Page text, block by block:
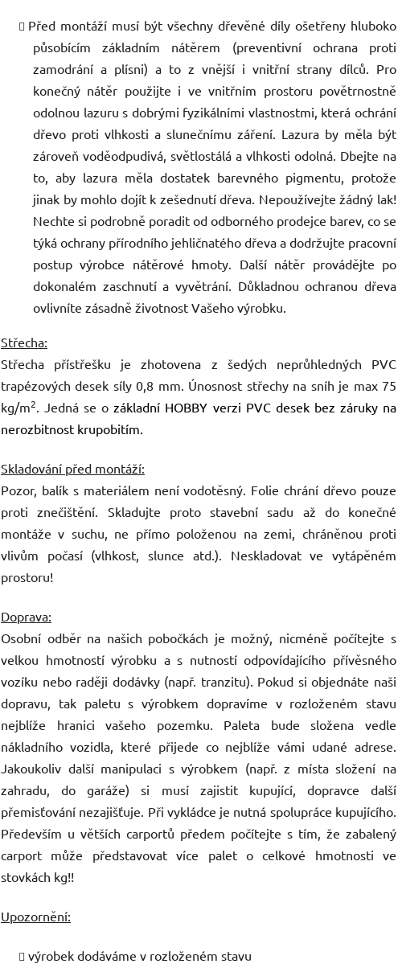
Před montáží musí být všechny dřevěné díly ošetřeny hluboko
působícím základním nátěrem (preventivní ochrana proti
zamodrání a plísni) a to z vnější i vnitřní strany dílců. Pro
konečný nátěr použijte i ve vnitřním prostoru povětrnostně
odolnou lazuru s dobrými fyzikálními vlastnostmi, která ochrání
dřevo proti vlhkosti a slunečnímu záření. Lazura by měla být
zároveň voděodpudivá, světlostálá a vlhkosti odolná. Dbejte na
to, aby lazura měla dostatek barevného pigmentu, protože
jinak by mohlo dojít k zešednutí dřeva. Nepoužívejte žádný lak!
Nechte si podrobně poradit od odborného prodejce barev, co se
týká ochrany přírodního jehličnatého dřeva a dodržujte pracovní
postup výrobce nátěrové hmoty. Další nátěr provádějte po
dokonalém zaschnutí a vyvětrání. Důkladnou ochranou dřeva
ovlivníte zásadně životnost Vašeho výrobku.
Střecha:
Střecha přístřešku je zhotovena z šedých neprůhledných PVC
trapézových desek síly 0,8 mm. Únosnost střechy na sníh je max 75
kg/m2. Jedná se ozákladní HOBBY verzi PVC desek bez záruky na
nerozbitnost krupobitím.
Skladování před montáží:
Pozor, balík s materiálem není vodotěsný. Folie chrání dřevo pouze
proti znečištění. Skladujte proto stavební sadu až do konečné
montáže v suchu, ne přímo položenou na zemi, chráněnou proti
vlivům počasí (vlhkost, slunce atd.). Neskladovat ve vytápěném
prostoru!
Doprava:
Osobní odběr na našich pobočkách je možný, nicméně počítejte s
velkou hmotností výrobku a s nutností odpovídajícího přívěsného
vozíku nebo raději dodávky (např. tranzitu). Pokud si objednáte naši
dopravu, tak paletu s výrobkem dopravíme v rozloženém stavu
nejblíže hranici vašeho pozemku. Paleta bude složena vedle
nákladního vozidla, které přijede co nejblíže vámi udané adrese.
Jakoukoliv další manipulaci s výrobkem (např. z místa složení na
zahradu, do garáže) si musí zajistit kupující, dopravce další
přemisťování nezajišťuje. Při vykládce je nutná spolupráce kupujícího.
Především u větších carportů předem počítejte s tím, že zabalený
carport může představovat více palet o celkové hmotnosti ve
stovkách kg!!
Upozornění:
výrobek dodáváme v rozloženém stavu